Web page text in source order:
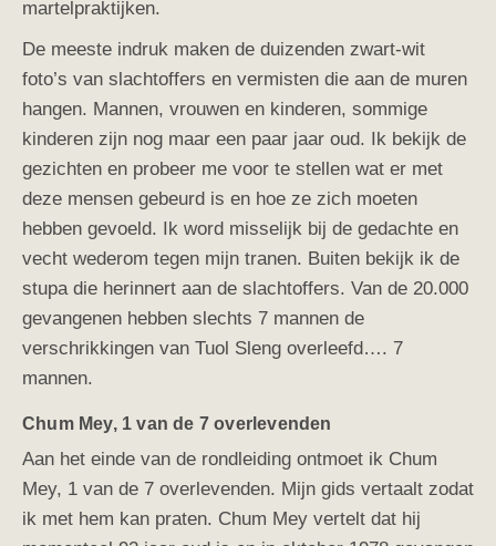
martelpraktijken.
De meeste indruk maken de duizenden zwart-wit
foto’s van slachtoffers en vermisten die aan de muren
hangen. Mannen, vrouwen en kinderen, sommige
kinderen zijn nog maar een paar jaar oud. Ik bekijk de
gezichten en probeer me voor te stellen wat er met
deze mensen gebeurd is en hoe ze zich moeten
hebben gevoeld. Ik word misselijk bij de gedachte en
vecht wederom tegen mijn tranen. Buiten bekijk ik de
stupa die herinnert aan de slachtoffers. Van de 20.000
gevangenen hebben slechts 7 mannen de
verschrikkingen van Tuol Sleng overleefd…. 7
mannen.
Chum Mey, 1 van de 7 overlevenden
Aan het einde van de rondleiding ontmoet ik Chum
Mey, 1 van de 7 overlevenden. Mijn gids vertaalt zodat
ik met hem kan praten. Chum Mey vertelt dat hij